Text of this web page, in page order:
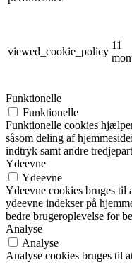
viewed_cookie_policy
11
Funktionelle
Funktionelle
Funktionelle cookies
såsom deling af
indtryk samt andre
Ydeevne
Ydeevne
Ydeevne cookies bruges til
ydeevne indekser på
bedre brugeroplevelse for
Analyse
Analyse
Analyse cookies bruges til